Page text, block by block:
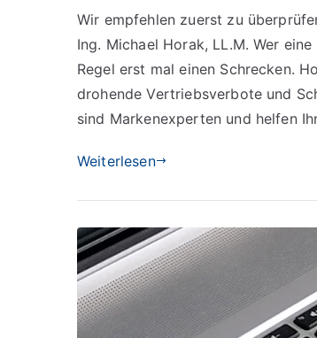
Abmahnung
erhalten
Wir empfehlen zuerst zu
Ing. Michael Horak, LL.M. Wer
Regel erst mal einen Schrecken.
drohende Vertriebsverbote und
sind Markenexperten und helfen
Weiterlesen